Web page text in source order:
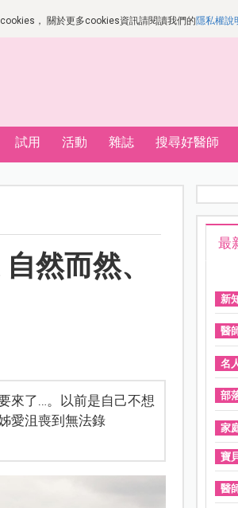
， 關於更多cookies資訊請閱讀我們的隱私權說
試用 活動 雜誌 搜尋好醫師
然而然、
來了…。以前是自己不想
愛沮喪到無法錄
最
新
醫
名
部
家
寶
醫